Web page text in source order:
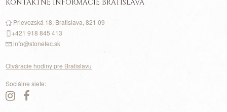
KONTAKTNÉ INFORMÁCIE BRATISLAVA
Prievozská 18, Bratislava, 821 09
+421 918 845 413
info@stonetec.sk
Otváracie hodiny pre Bratislavu
Sociálne siete: